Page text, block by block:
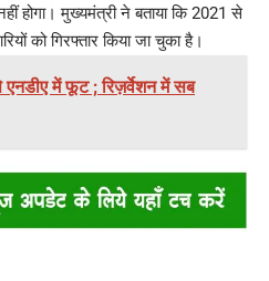
होगा। मुख्यमंत्री ने बताया कि 2021 से
को गिरफ्तार किया जा चुका है।
में फूट ; रिज़र्वेशन में सब